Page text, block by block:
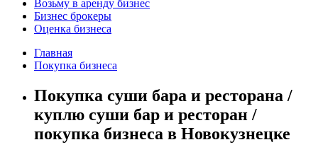
Возьму в аренду бизнес
Бизнес брокеры
Оценка бизнеса
Главная
Покупка бизнеса
Покупка суши бара и ресторана /
куплю суши бар и ресторан /
покупка бизнеса в Новокузнецке